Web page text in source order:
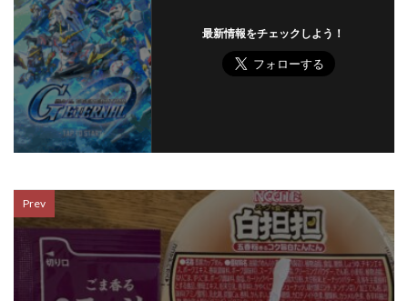
最新情報をチェックしよう！
Prev